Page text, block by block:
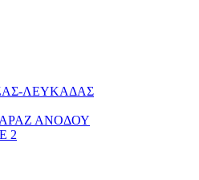
ΛΕΥΚΑΔΑΣ
ΑΝΟΔΟΥ
2